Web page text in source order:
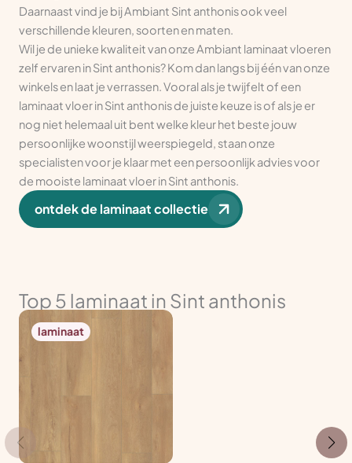
Daarnaast vind je bij Ambiant Sint anthonis ook veel
verschillende kleuren, soorten en maten.
Wil je de unieke kwaliteit van onze Ambiant laminaat vloeren
zelf ervaren in Sint anthonis? Kom dan langs bij één van onze
winkels en laat je verrassen. Vooral als je twijfelt of een
laminaat vloer in Sint anthonis de juiste keuze is of als je er
nog niet helemaal uit bent welke kleur het beste jouw
persoonlijke woonstijl weerspiegeld, staan onze
specialisten voor je klaar met een persoonlijk advies voor
de mooiste laminaat vloer in Sint anthonis.
ontdek de laminaat collectie
Top 5 laminaat in Sint anthonis
laminaat